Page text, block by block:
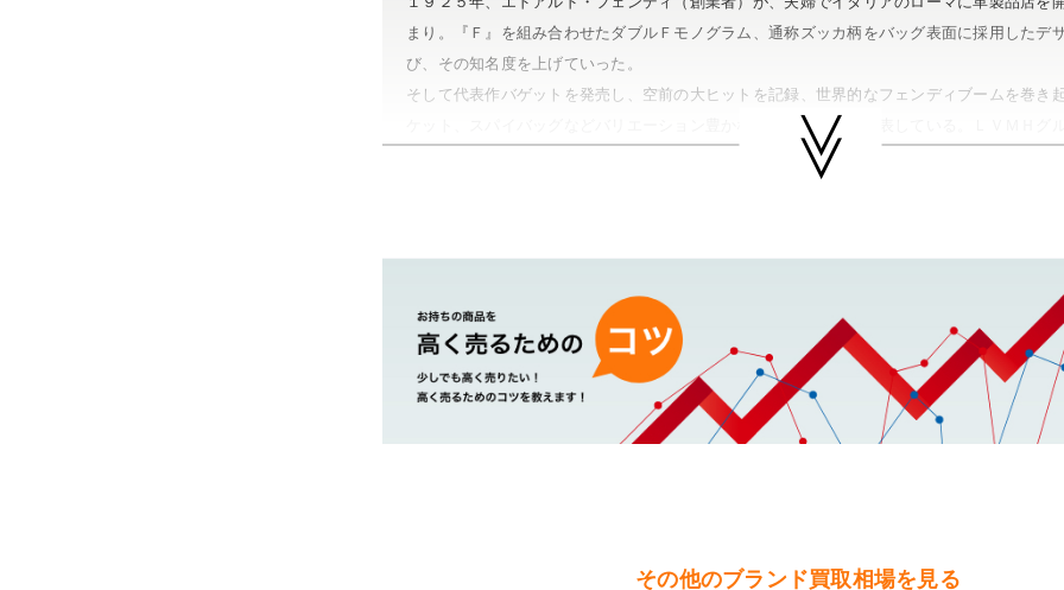
まり。『Ｆ』を組み合わせたダブルＦモノグラム、通称ズッカ柄をバッグ表面に採用したデ
び、その知名度を上げていった。
そして代表作バゲットを発売し、空前の大ヒットを記録、世界的なフェンディブームを巻き
ケット、スパイバッグなどバリエーション豊かなコレクションを発表している。ＬＶＭＨグ
茨城県 鹿行地区（鉾田市・行方市・鹿嶋市・石岡市・潮来市・神栖市）
茨城県 県南地区（石岡市・かすみがうら市・土浦市・つくば市・阿見町・美浦町・稲敷市
市・取手市・利根町・河内町・つくばみらい市・守谷市）
茨城県 県西地区（桜川市・筑西市・下妻市・常総市・坂東市・結城市・古川市・境町・五霞
その他のブランド買取相場を見る